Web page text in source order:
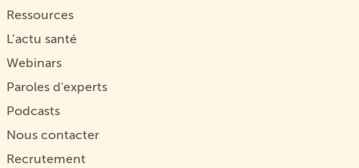
Ressources
L’actu santé
Webinars
Paroles d'experts
Podcasts
Nous contacter
Recrutement